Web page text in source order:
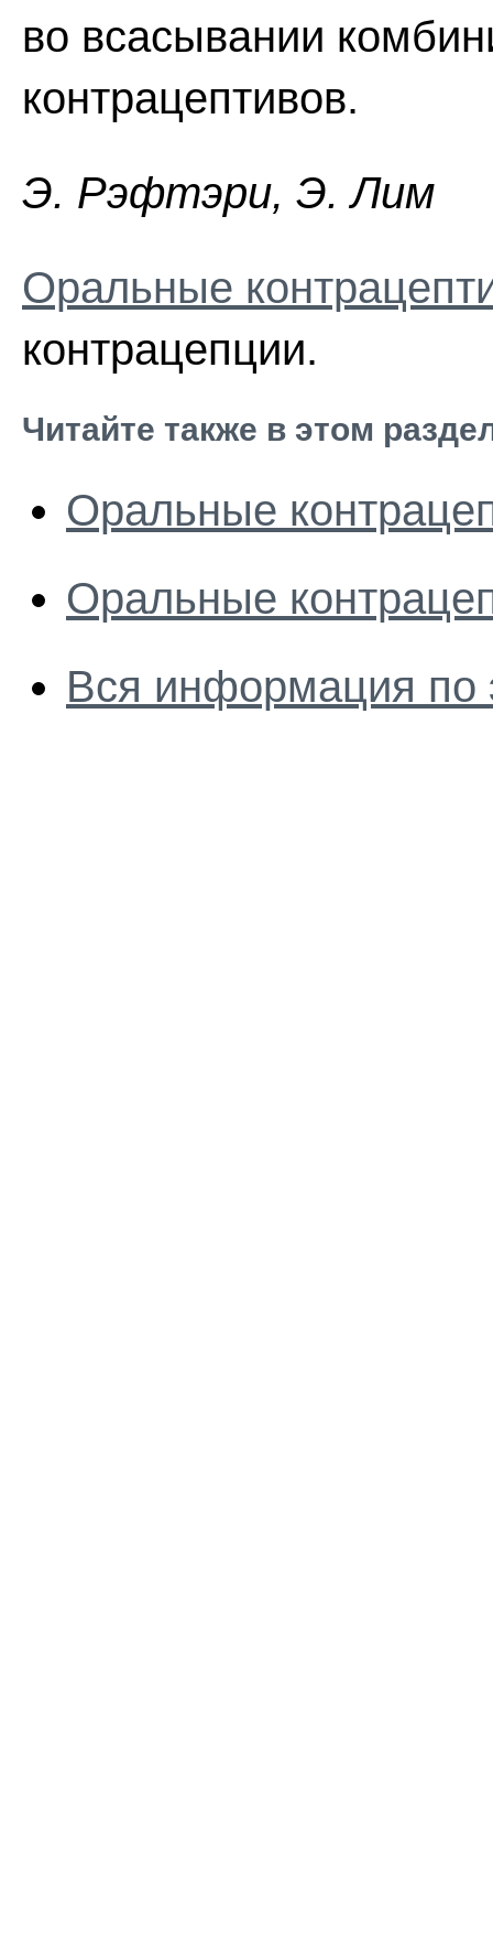
во всасывании
контрацептивов.
Э. Pэфтэpи, Э. Лим
Оральные
контрацепции.
Читайте также в этом
Оральные
Оральные
Вся информация по